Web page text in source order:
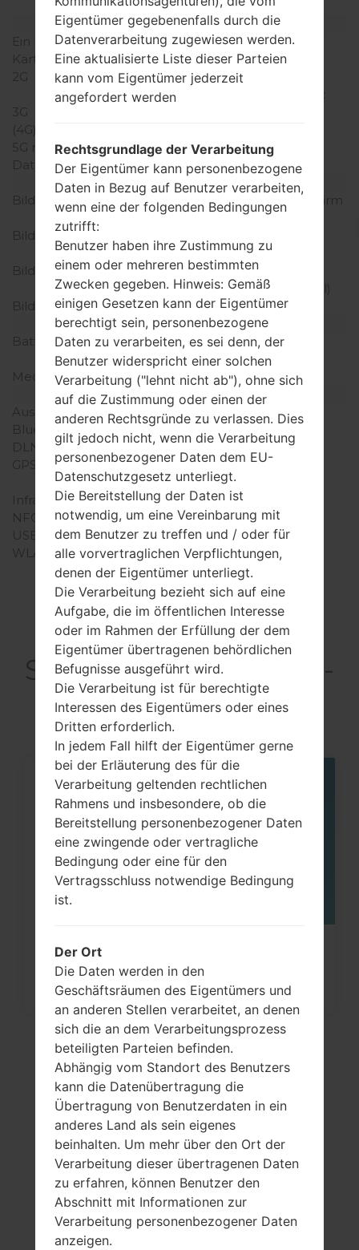
(dedizierter Slot)
Netzwerk und Daten
Ein paar Plätze für SIM-
Karten
Mini-SIM
2G
GSM
850/900/1800/1900MHz
3G
(4G) LTE
5G network
-
Daten
GPRS/EDGE
Anzeige
Bildschirmgröße
2.8 Zoll, (~39.4% Bildschirm
zu Körper Verhältnis)
Bildschirmtyp
Touchscreen
Bildschirmerweiterung
240 x 400 Pixel, (~167
Dichte der Pixel pro Zoll)
Bildschirmfarben
16M Farben
Batterie und Tastatur
Batteriekapazität
Abnehmbar Li-Ion 880
mAh
Mechanische Tastatur
-
Interfaces
Ausgabe für Audio
-
Bluetooth
Version 2.1, A2DP
DLNA
-
GPS
Ja, mit A-GPS; optional
navigation software
Infrarotanschluss
-
NFC
-
USB
microUSB 2.0
WLAN
-
Articles LGGT-
S8301C(Samsung GT-
S8301C) akaUltra
Touch
Wie kann man die
Werkseinstellungen durch Code au
Samsung...
VideoSamsung GT-
S8301CUltra Touch
Eigentümer gegebenenfalls durch die
Datenverarbeitung zugewiesen werden.
Eine aktualisierte Liste dieser Parteien
kann vom Eigentümer jederzeit
angefordert werden
Rechtsgrundlage der Verarbeitung
Der Eigentümer kann personenbezogene
Daten in Bezug auf Benutzer verarbeiten,
wenn eine der folgenden Bedingungen
zutrifft:
Benutzer haben ihre Zustimmung zu
einem oder mehreren bestimmten
Zwecken gegeben. Hinweis: Gemäß
einigen Gesetzen kann der Eigentümer
berechtigt sein, personenbezogene
Daten zu verarbeiten, es sei denn, der
Benutzer widerspricht einer solchen
Verarbeitung ("lehnt nicht ab"), ohne sich
auf die Zustimmung oder einen der
anderen Rechtsgründe zu verlassen. Dies
gilt jedoch nicht, wenn die Verarbeitung
personenbezogener Daten dem EU-
Datenschutzgesetz unterliegt.
Die Bereitstellung der Daten ist
notwendig, um eine Vereinbarung mit
dem Benutzer zu treffen und / oder für
alle vorvertraglichen Verpflichtungen,
denen der Eigentümer unterliegt.
Die Verarbeitung bezieht sich auf eine
Aufgabe, die im öffentlichen Interesse
oder im Rahmen der Erfüllung der dem
Eigentümer übertragenen behördlichen
Befugnisse ausgeführt wird.
Die Verarbeitung ist für berechtigte
Interessen des Eigentümers oder eines
Dritten erforderlich.
In jedem Fall hilft der Eigentümer gerne
bei der Erläuterung des für die
Verarbeitung geltenden rechtlichen
Rahmens und insbesondere, ob die
Bereitstellung personenbezogener Daten
eine zwingende oder vertragliche
Bedingung oder eine für den
Vertragsschluss notwendige Bedingung
ist.
Der Ort
Die Daten werden in den
Geschäftsräumen des Eigentümers und
an anderen Stellen verarbeitet, an denen
sich die an dem Verarbeitungsprozess
beteiligten Parteien befinden.
Abhängig vom Standort des Benutzers
kann die Datenübertragung die
Übertragung von Benutzerdaten in ein
anderes Land als sein eigenes
beinhalten. Um mehr über den Ort der
Verarbeitung dieser übertragenen Daten
zu erfahren, können Benutzer den
Abschnitt mit Informationen zur
Verarbeitung personenbezogener Daten
anzeigen.